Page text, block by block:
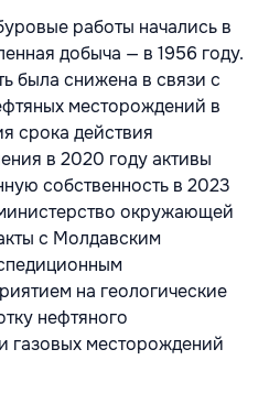
работы начались в
добыча — в 1956 году.
была снижена в связи с
месторождений в
срока действия
в 2020 году активы
собственность в 2023
окружающей
с Молдавским
на геологические
нефтяного
газовых месторождений